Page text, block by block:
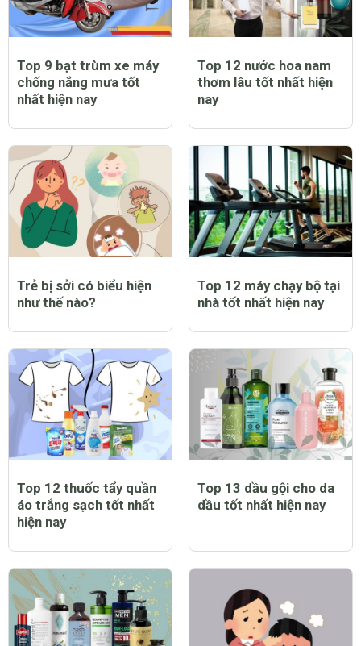
Top 9 bạt trùm xe máy
chống nắng mưa tốt
nhất hiện nay
Top 12 nước hoa nam
thơm lâu tốt nhất hiện
nay
Trẻ bị sởi có biểu hiện
như thế nào?
Top 12 máy chạy bộ tại
nhà tốt nhất hiện nay
Top 12 thuốc tẩy quần
áo trắng sạch tốt nhất
hiện nay
Top 13 dầu gội cho da
dầu tốt nhất hiện nay